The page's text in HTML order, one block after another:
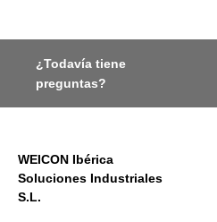
¿Todavía tiene
preguntas?
WEICON Ibérica
Soluciones Industriales
S.L.